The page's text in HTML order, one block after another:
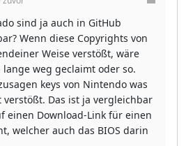
sind ja auch in GitHub
Wenn diese Copyrights von
Weise verstößt, wäre
lange weg geclaimt oder so.
keys von Nintendo was
Das ist ja vergleichbar
einen Download-Link für einen
welcher auch das BIOS darin